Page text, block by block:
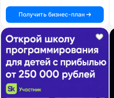
Получить бизнес-план